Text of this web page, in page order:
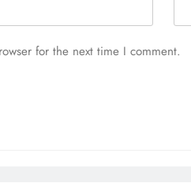
for the next time I comment.